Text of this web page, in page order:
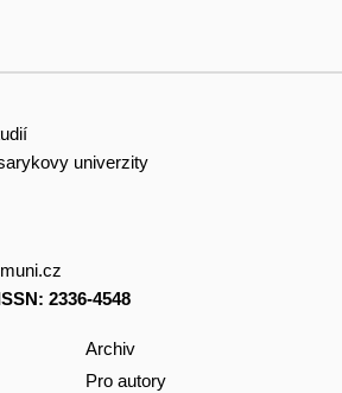
univerzity
2336-4548
Archiv
Pro autory